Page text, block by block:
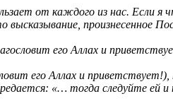
от каждого из нас. Если я
произнесенное
его Аллах и
его Аллах и приветствует!),
«… тогда следуйте ей